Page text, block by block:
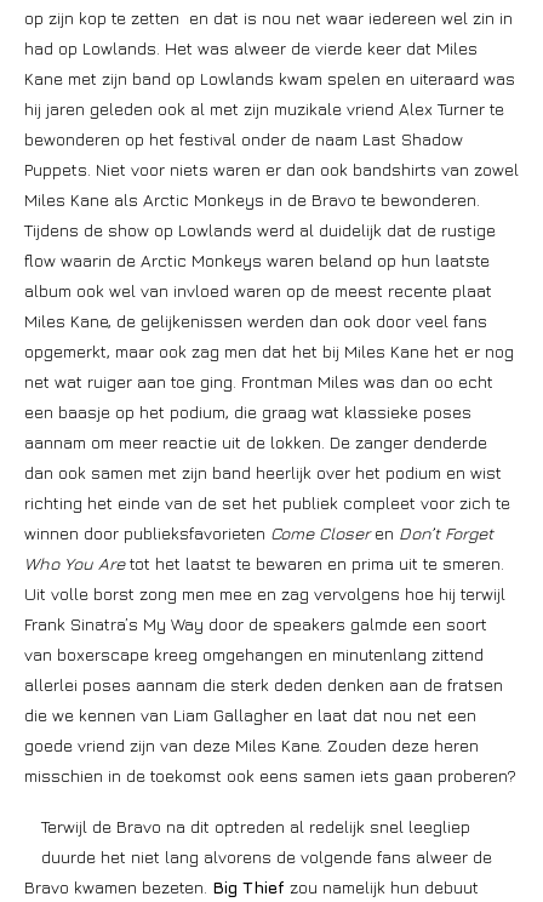
op zijn kop te zetten en dat is nou net waar iedereen wel zin in
had op Lowlands. Het was alweer de vierde keer dat Miles
Kane met zijn band op Lowlands kwam spelen en uiteraard was
hij jaren geleden ook al met zijn muzikale vriend Alex Turner te
bewonderen op het festival onder de naam Last Shadow
Puppets. Niet voor niets waren er dan ook bandshirts van zowel
Miles Kane als Arctic Monkeys in de Bravo te bewonderen.
Tijdens de show op Lowlands werd al duidelijk dat de rustige
flow waarin de Arctic Monkeys waren beland op hun laatste
album ook wel van invloed waren op de meest recente plaat
Miles Kane, de gelijkenissen werden dan ook door veel fans
opgemerkt, maar ook zag men dat het bij Miles Kane het er nog
net wat ruiger aan toe ging. Frontman Miles was dan oo echt
een baasje op het podium, die graag wat klassieke poses
aannam om meer reactie uit de lokken. De zanger denderde
dan ook samen met zijn band heerlijk over het podium en wist
richting het einde van de set het publiek compleet voor zich te
winnen door publieksfavorieten Come Closeren Don’t Forget
Who You Aretot het laatst te bewaren en prima uit te smeren.
Uit volle borst zong men mee en zag vervolgens hoe hij terwijl
Frank Sinatra’s My Way door de speakers galmde een soort
van boxerscape kreeg omgehangen en minutenlang zittend
allerlei poses aannam die sterk deden denken aan de fratsen
die we kennen van Liam Gallagher en laat dat nou net een
goede vriend zijn van deze Miles Kane. Zouden deze heren
misschien in de toekomst ook eens samen iets gaan proberen?
Terwijl de Bravo na dit optreden al redelijk snel leegliep
duurde het niet lang alvorens de volgende fans alweer de
Bravo kwamen bezeten. Big Thief zou namelijk hun debuut